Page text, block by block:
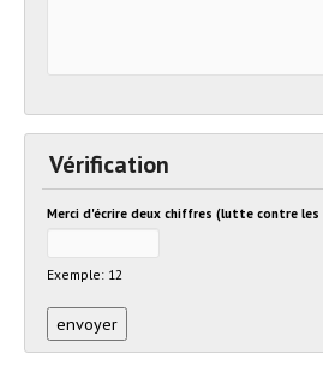
Vérification
Merci d'écrire deux chiffres (lutte contre
Exemple: 12